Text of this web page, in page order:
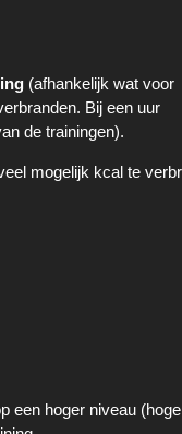
(afhankelijk wat voor
Bij een uur
de trainingen).
mogelijk kcal te
een hoger niveau